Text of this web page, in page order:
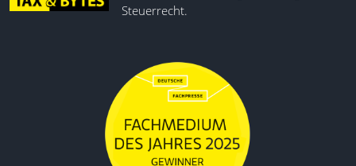
Steuerrecht.